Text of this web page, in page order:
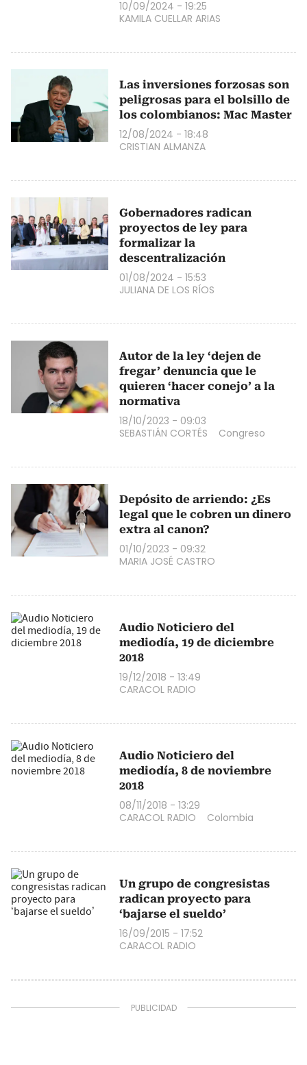
10/09/2024 - 19:25
KAMILA CUELLAR ARIAS
Las inversiones forzosas son
peligrosas para el bolsillo de
los colombianos: Mac Master
12/08/2024 - 18:48
CRISTIAN ALMANZA
Gobernadores radican
proyectos de ley para
formalizar la
descentralización
01/08/2024 - 15:53
JULIANA DE LOS RÍOS
Autor de la ley ‘dejen de
fregar’ denuncia que le
quieren ‘hacer conejo’ a la
normativa
18/10/2023 - 09:03
SEBASTIÁN CORTÉS
Congreso
Depósito de arriendo: ¿Es
legal que le cobren un dinero
extra al canon?
01/10/2023 - 09:32
MARIA JOSÉ CASTRO
Audio Noticiero del
mediodía, 19 de diciembre
2018
19/12/2018 - 13:49
CARACOL RADIO
Audio Noticiero del
mediodía, 8 de noviembre
2018
08/11/2018 - 13:29
CARACOL RADIO
Colombia
Un grupo de congresistas
radican proyecto para
‘bajarse el sueldo’
16/09/2015 - 17:52
CARACOL RADIO